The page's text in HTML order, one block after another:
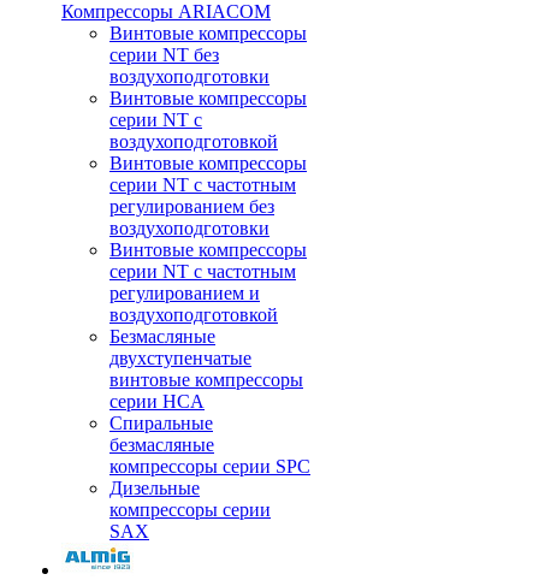
Компрессоры ARIACOM
Винтовые компрессоры
серии NT без
воздухоподготовки
Винтовые компрессоры
серии NT c
воздухоподготовкой
Винтовые компрессоры
серии NT с частотным
регулированием без
воздухоподготовки
Винтовые компрессоры
серии NT с частотным
регулированием и
воздухоподготовкой
Безмасляные
двухступенчатые
винтовые компрессоры
серии HCA
Спиральные
безмасляные
компрессоры серии SPC
Дизельные
компрессоры серии
SAX